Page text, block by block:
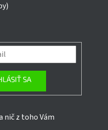
SA
nič z toho Vám